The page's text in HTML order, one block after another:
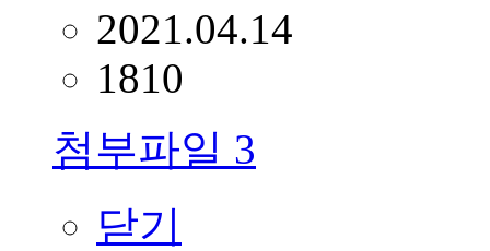
2021.04.14
1810
첨부파일 3
닫기